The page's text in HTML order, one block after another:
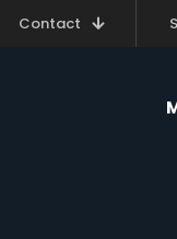
Contact